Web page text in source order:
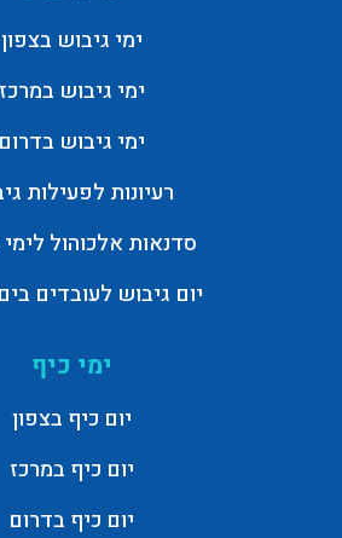
ימי גיבוש בצפון
ימי גיבוש במרכז
ימי גיבוש בדרום
רעיונות לפעילות
סדנאות אלכוהול לימי
יום גיבוש לעובדים
ימי כיף
יום כיף בצפון
יום כיף במרכז
יום כיף בדרום